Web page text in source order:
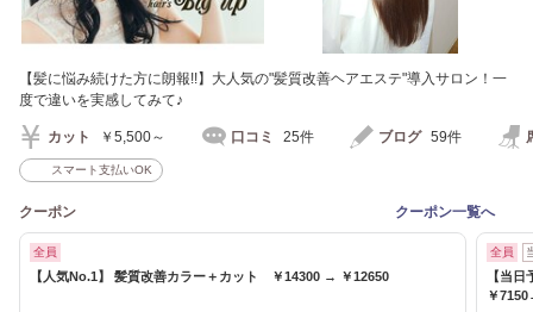
【髪に悩み続けた方に朗報!!】大人気の"髪質改善ヘアエステ"導入サロン！一
度で違いを実感してみて♪
カット ￥5,500～ 口コミ 25件 ブログ 59件
スマート支払いOK
クーポン クーポン一覧へ
全員
【人気No.1】 髪質改善カラー＋カット ￥14300 → ￥12650
全員
【当
￥